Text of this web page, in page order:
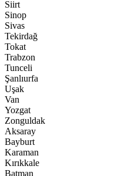
Siirt
Sinop
Sivas
Tekirdağ
Tokat
Trabzon
Tunceli
Şanlıurfa
Uşak
Van
Yozgat
Zonguldak
Aksaray
Bayburt
Karaman
Kırıkkale
Batman